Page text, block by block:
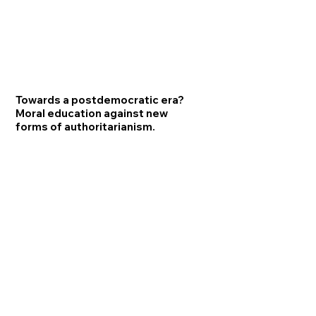
Towards a postdemocratic era?
Moral education against new
forms of authoritarianism.